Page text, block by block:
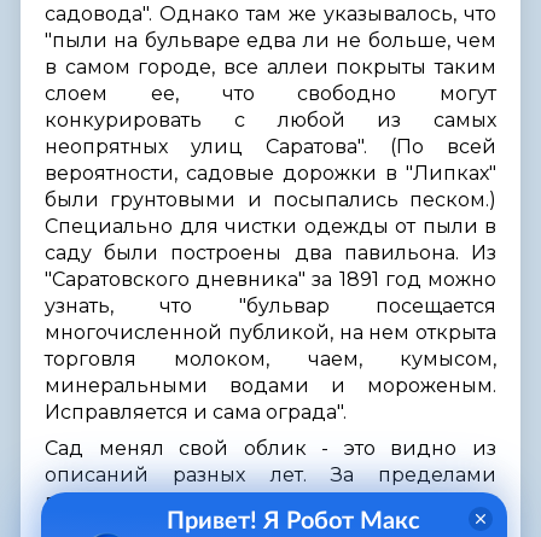
садовода". Однако там же указывалось, что
"пыли на бульваре едва ли не больше, чем
в самом городе, все аллеи покрыты таким
слоем ее, что свободно могут
конкурировать с любой из самых
неопрятных улиц Саратова". (По всей
вероятности, садовые дорожки в "Липках"
были грунтовыми и посыпались песком.)
Специально для чистки одежды от пыли в
саду были построены два павильона. Из
"Саратовского дневника" за 1891 год можно
узнать, что "бульвар посещается
многочисленной публикой, на нем открыта
торговля молоком, чаем, кумысом,
минеральными водами и мороженым.
Исправляется и сама ограда".
Сад менял свой облик - это видно из
описаний разных лет. За пределами
городской черты росли фруктовые
деревья. Первоначально ограда вокруг
Привет! Я Робот Макс